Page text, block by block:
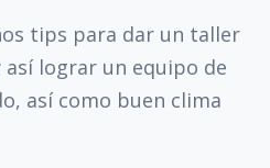
tips para dar un taller
lograr un equipo de
así como buen clima